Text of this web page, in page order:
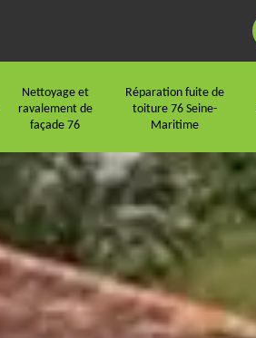
Nettoyage et
ravalement de
façade 76
Réparation fuite de
toiture 76 Seine-
Maritime